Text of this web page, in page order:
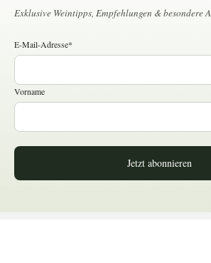
Exklusive Weintipps, Empfehlungen & besondere
E-Mail-Adresse*
Vorname
Jetzt abonnieren